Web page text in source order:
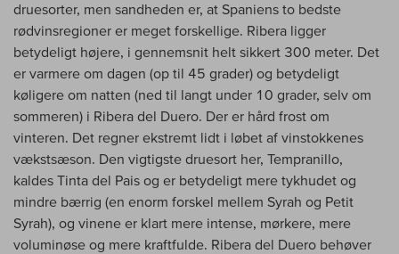
druesorter, men sandheden er, at Spaniens to bedste
rødvinsregioner er meget forskellige. Ribera ligger
betydeligt højere, i gennemsnit helt sikkert 300 meter. Det
er varmere om dagen (op til 45 grader) og betydeligt
køligere om natten (ned til langt under 10 grader, selv om
sommeren) i Ribera del Duero. Der er hård frost om
vinteren. Det regner ekstremt lidt i løbet af vinstokkenes
vækstsæson. Den vigtigste druesort her, Tempranillo,
kaldes Tinta del Pais og er betydeligt mere tykhudet og
mindre bærrig (en enorm forskel mellem Syrah og Petit
Syrah), og vinene er klart mere intense, mørkere, mere
voluminøse og mere kraftfulde. Ribera del Duero behøver